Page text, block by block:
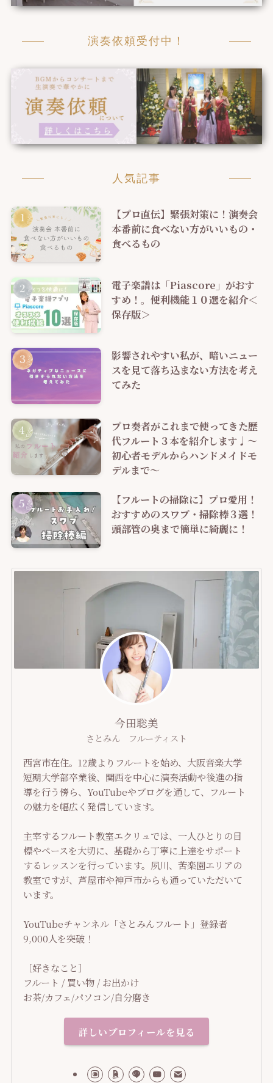
演奏依頼受付中！
人気記事
【プロ直伝】緊張対策に！演奏会
本番前に食べない方がいいもの・
食べるもの
電子楽譜は「Piascore」がおす
すめ！。便利機能１０選を紹介＜
保存版＞
影響されやすい私が、暗いニュー
スを見て落ち込まない方法を考え
てみた
プロ奏者がこれまで使ってきた歴
代フルート３本を紹介します♩～
初心者モデルからハンドメイドモ
デルまで～
【フルートの掃除に】プロ愛用！
おすすめのスワブ・掃除棒３選！
頭部管の奥まで簡単に綺麗に！
今田聡美
さとみん フルーティスト
西宮市在住。12歳よりフルートを始め、大阪音楽大学
短期大学部卒業後、関西を中心に演奏活動や後進の指
導を行う傍ら、YouTubeやブログを通して、フルート
の魅力を幅広く発信しています。
主宰するフルート教室エクリュでは、一人ひとりの目
標やペースを大切に、基礎から丁寧に上達をサポート
するレッスンを行っています。夙川、苦楽園エリアの
教室ですが、芦屋市や神戸市からも通っていただいて
います。
YouTubeチャンネル「さとみんフルート」登録者
9,000人を突破！
［好きなこと］
フルート / 買い物 / お出かけ
お茶/カフェ/パソコン/自分磨き
詳しいプロフィールを見る